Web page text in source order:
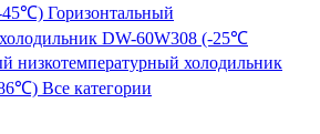
45℃) Горизонтальный
DW-60W308 (-25℃
низкотемпературный холодильник
Все категории